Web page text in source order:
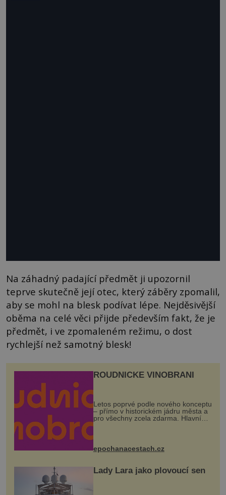
Na záhadný padající předmět ji upozornil
teprve skutečně její otec, který záběry zpomalil,
aby se mohl na blesk podívat lépe. Nejděsivější
oběma na celé věci přijde především fakt, že je
předmět, i ve zpomaleném režimu, o dost
rychlejší než samotný blesk!
ROUDNICKÉ VINOBRANÍ
Letos poprvé podle nového konceptu
– přímo v historickém jádru města a
pro všechny zcela zdarma. Hlavní
program se odehraje na Karlově a
mohou těšit na víno, burčák, pes...
epochanacestach.cz
Lady Lara jako plovoucí sen